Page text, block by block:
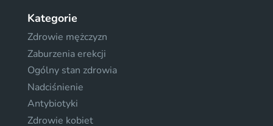
Kategorie
Zdrowie mężczyzn
Zaburzenia erekcji
Ogólny stan zdrowia
Nadciśnienie
Antybiotyki
Zdrowie kobiet